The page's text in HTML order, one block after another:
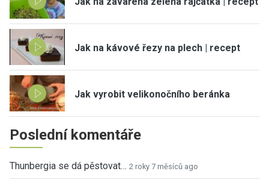
Jak na kávové řezy na plech | recept
Jak vyrobit velikonočního beránka
Poslední komentáře
Thunbergia se dá pěstovat… 2 roky 7 měsíců ago